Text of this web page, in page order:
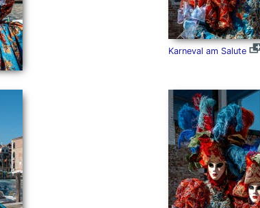
Karneval am Salute